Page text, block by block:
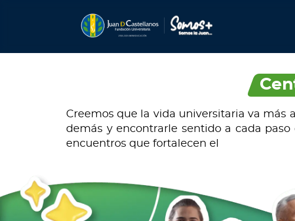
Creemos que la vida universitaria va más
demás y encontrarle sentido a cada
encuentros que fortalecen el